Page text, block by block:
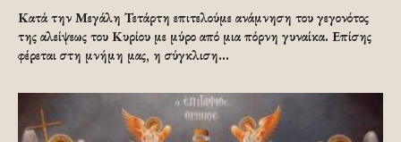
Κατά την Μεγάλη Τετάρτη επιτελούμε ανάμνηση του γεγονότος
της αλείψεως του Κυρίου με μύρο από μια πόρνη γυναίκα. Επίσης
φέρεται στη μνήμη μας, η σύγκλιση...